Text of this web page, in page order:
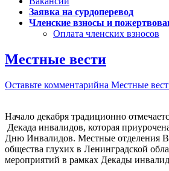
Заявка на сурдоперевод
Членские взносы и
Оплата членских взносов
Местные вести
Оставьте комментарийна Местные
Начало декабря традиционно
Декада инвалидов, которая
Дню Инвалидов. Местные отделения
общества глухих в Ленинградской
мероприятий в рамках Декады